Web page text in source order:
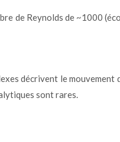
de Reynolds de ~1000
décrivent le mouvement
sont rares.